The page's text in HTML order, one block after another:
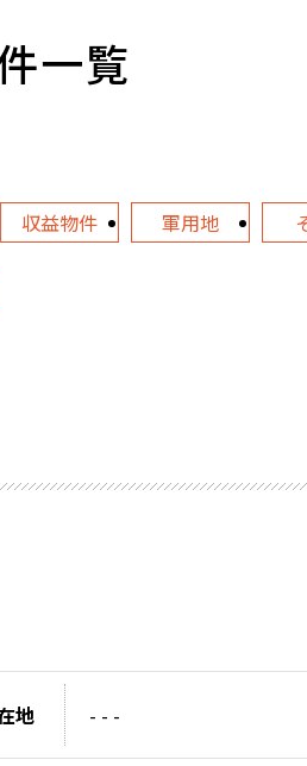
一覧
収益物件 軍用地
地 - - -